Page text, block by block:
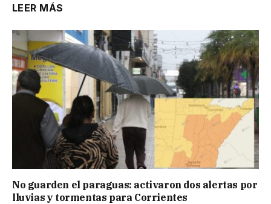
LEER MÁS
No guarden el paraguas: activaron dos alertas por
lluvias y tormentas para Corrientes